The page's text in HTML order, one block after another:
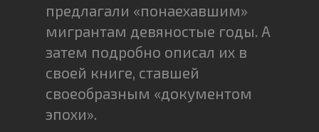
предлагали «понаехавшим»
мигрантам девяностые годы. А
затем подробно описал их в
своей книге, ставшей
своеобразным «документом
эпохи».